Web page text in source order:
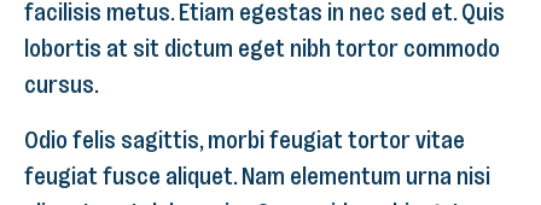
facilisis metus. Etiam egestas in nec sed et. Quis
lobortis at sit dictum eget nibh tortor commodo
cursus.
Odio felis sagittis, morbi feugiat tortor vitae
feugiat fusce aliquet. Nam elementum urna nisi